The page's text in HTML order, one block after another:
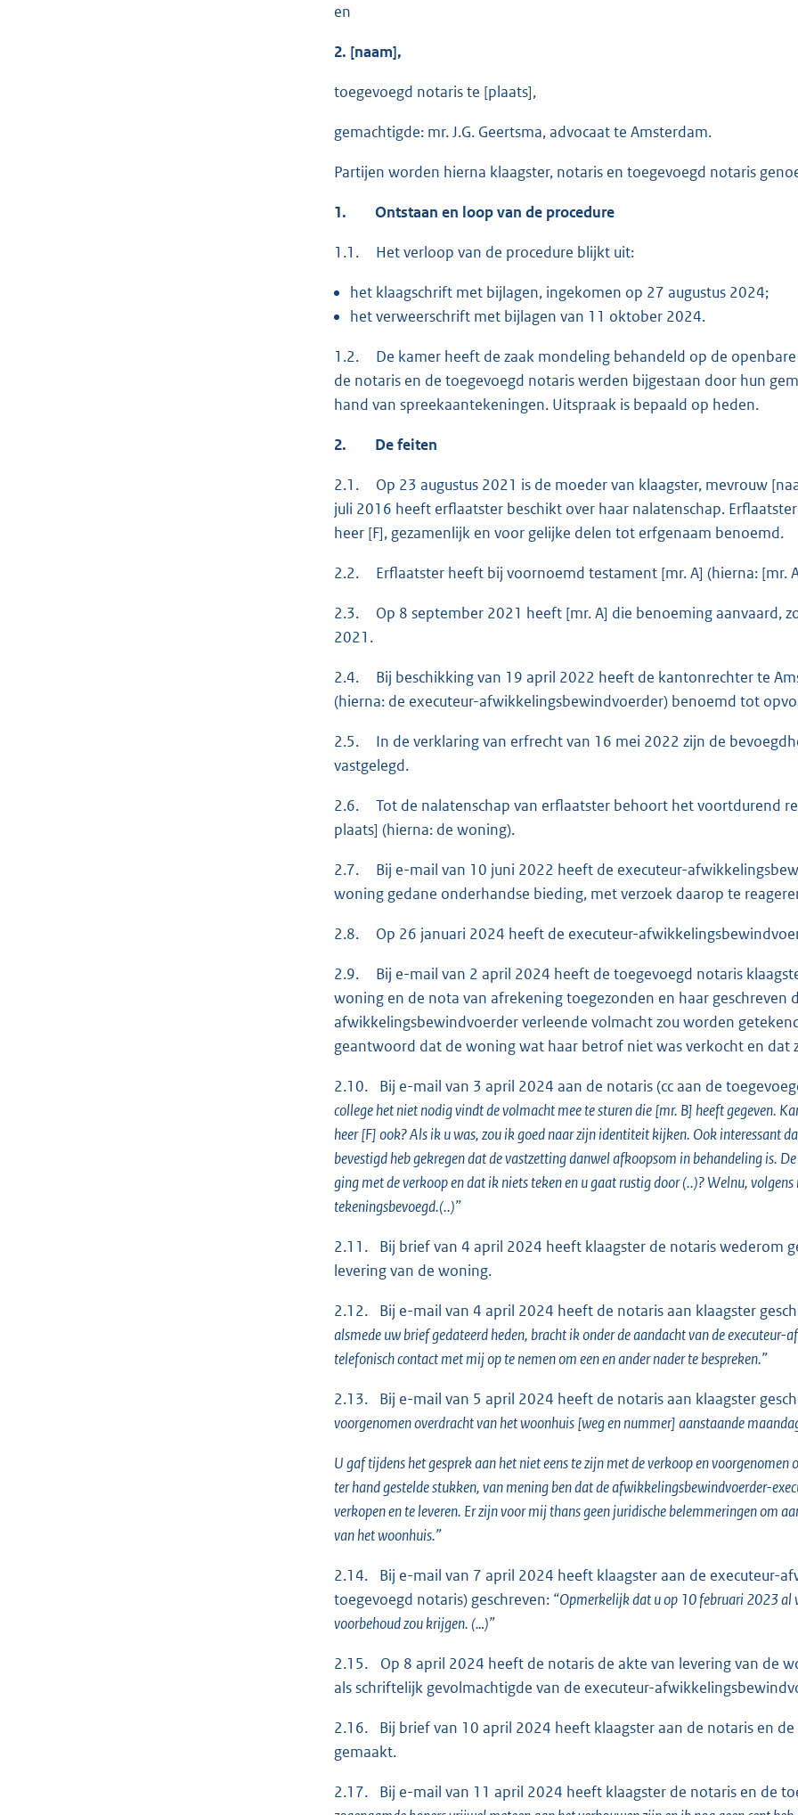
en
2. [naam],
toegevoegd notaris te [plaats],
gemachtigde: mr. J.G. Geertsma, advocaat te Amsterdam.
Partijen worden hierna klaagster, notaris en toegevoegd notaris
1. Ontstaan en loop van de procedure
1.1. Het verloop van de procedure blijkt uit:
het klaagschrift met bijlagen, ingekomen op 27 augustus 2024;
het verweerschrift met bijlagen van 11 oktober 2024.
1.2. De kamer heeft de zaak mondeling behandeld op de
de notaris en de toegevoegd notaris werden bijgestaan door hun
hand van spreekaantekeningen. Uitspraak is bepaald op heden.
2. De feiten
2.1. Op 23 augustus 2021 is de moeder van klaagster, mevrouw
juli 2016 heeft erflaatster beschikt over haar nalatenschap.
heer [F], gezamenlijk en voor gelijke delen tot erfgenaam benoemd.
2.2. Erflaatster heeft bij voornoemd testament [mr. A] (hierna: [mr.
2.3. Op 8 september 2021 heeft [mr. A] die benoeming aanvaard,
2021.
2.4. Bij beschikking van 19 april 2022 heeft de kantonrechter te
(hierna: de executeur-afwikkelingsbewindvoerder) benoemd tot
2.5. In de verklaring van erfrecht van 16 mei 2022 zijn de
vastgelegd.
2.6. Tot de nalatenschap van erflaatster behoort het voortdurend
plaats] (hierna: de woning).
2.7. Bij e-mail van 10 juni 2022 heeft de executeur-
woning gedane onderhandse bieding, met verzoek daarop te
2.8. Op 26 januari 2024 heeft de executeur-
2.9. Bij e-mail van 2 april 2024 heeft de toegevoegd notaris
woning en de nota van afrekening toegezonden en haar geschreven
afwikkelingsbewindvoerder verleende volmacht zou worden
geantwoord dat de woning wat haar betrof niet was verkocht en dat
2.10. Bij e-mail van 3 april 2024 aan de notaris (cc aan de
college het niet nodig vindt de volmacht mee te sturen die [mr. B] heeft gegeven.
heer [F] ook? Als ik u was, zou ik goed naar zijn identiteit kijken. Ook interessant
bevestigd heb gekregen dat de vastzetting danwel afkoopsom in behandeling is.
ging met de verkoop en dat ik niets teken en u gaat rustig door (..)? Welnu,
tekeningsbevoegd.(..)”
2.11. Bij brief van 4 april 2024 heeft klaagster de notaris wederom
levering van de woning.
2.12. Bij e-mail van 4 april 2024 heeft de notaris aan klaagster
alsmede uw brief gedateerd heden, bracht ik onder de aandacht van de
telefonisch contact met mij op te nemen om een en ander nader te bespreken.”
2.13. Bij e-mail van 5 april 2024 heeft de notaris aan klaagster
voorgenomen overdracht van het woonhuis [weg en nummer] aanstaande
U gaf tijdens het gesprek aan het niet eens te zijn met de verkoop en
ter hand gestelde stukken, van mening ben dat de afwikkelingsbewindvoerder-
verkopen en te leveren. Er zijn voor mij thans geen juridische belemmeringen om
van het woonhuis.”
2.14. Bij e-mail van 7 april 2024 heeft klaagster aan de executeur-
toegevoegd notaris) geschreven: “Opmerkelijk dat u op 10 februari 2023 al
voorbehoud zou krijgen. (…)”
2.15. Op 8 april 2024 heeft de notaris de akte van levering van de
als schriftelijk gevolmachtigde van de executeur-
2.16. Bij brief van 10 april 2024 heeft klaagster aan de notaris en
gemaakt.
2.17. Bij e-mail van 11 april 2024 heeft klaagster de notaris en de